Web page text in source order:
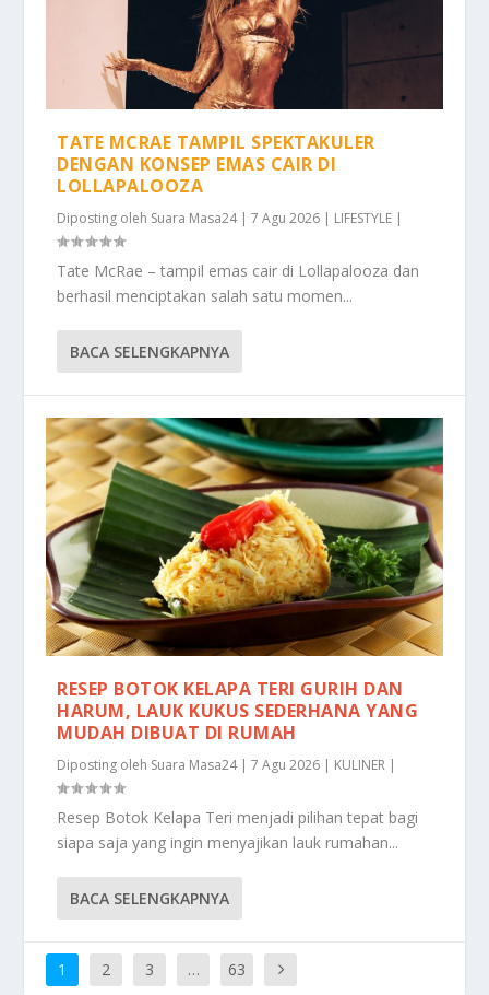
TATE MCRAE TAMPIL SPEKTAKULER
DENGAN KONSEP EMAS CAIR DI
LOLLAPALOOZA
Diposting oleh Suara Masa24|7 Agu 2026 | LIFESTYLE |
Tate McRae – tampil emas cair di Lollapalooza dan
berhasil menciptakan salah satu momen...
BACA SELENGKAPNYA
RESEP BOTOK KELAPA TERI GURIH DAN
HARUM, LAUK KUKUS SEDERHANA YANG
MUDAH DIBUAT DI RUMAH
Diposting oleh Suara Masa24|7 Agu 2026 | KULINER |
Resep Botok Kelapa Teri menjadi pilihan tepat bagi
siapa saja yang ingin menyajikan lauk rumahan...
BACA SELENGKAPNYA
1 2 3 … 63